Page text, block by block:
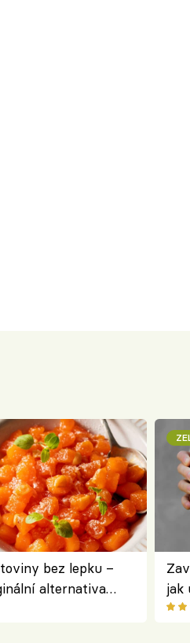
bez lepku –
alternativa
jak